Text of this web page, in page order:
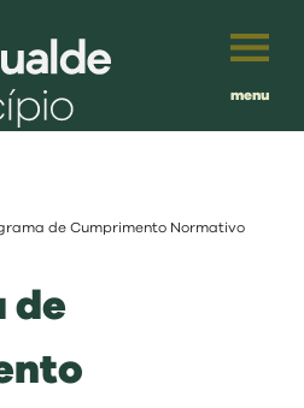
menu
Português
de Cumprimento Normativo
de